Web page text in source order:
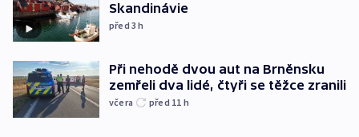
Skandinávie
před 3h
Při nehodě dvou aut na Brněnsku
zemřeli dva lidé, čtyři se těžce zranili
včera před 11 h